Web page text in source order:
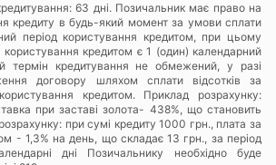
63 дні. Позичальник має право на
кредиту в будь-який момент за умови сплати
період користування кредитом, при цьому
кредитом є 1 (один) календарний
термін кредитування не обмежений, у разі
договору шляхом сплати відсотків за
кредитом. Приклад розрахунку:
при заставі золота- 438%, що становить
при сумі кредиту 1000 грн., плата за
- 1,3% на день, що складає 13 грн., за період
дні Позичальнику необхідно буде